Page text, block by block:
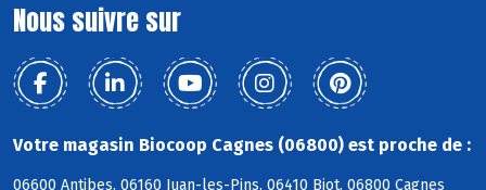
Nous suivre sur
Votre magasin Biocoop Cagnes (06800) est proche de :
06600 Antibes, 06160 Juan-les-Pins, 06410 Biot, 06800 Cagnes